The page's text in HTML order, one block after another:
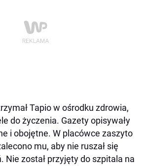
Tapio w ośrodku zdrowia,
do życzenia. Gazety opisywały
i obojętne. W placówce zaszyto
mu, aby nie ruszał się
Nie został przyjęty do szpitala na